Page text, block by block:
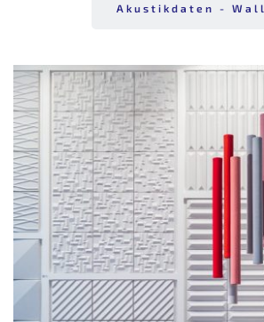
Akustikdaten - Wall